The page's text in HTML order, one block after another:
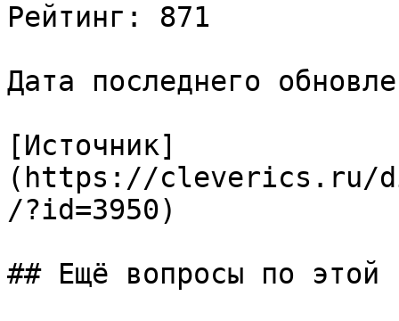
Рейтинг: 871
Дата последнего
[Источник]
(https://cleverics.ru/
/?id=3950)
## Ещё вопросы по этой